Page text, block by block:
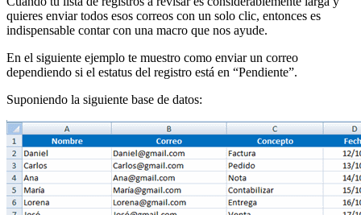
quieres enviar todos esos correos con un solo clic, entonces es
indispensable contar con una macro que nos ayude.
En el siguiente ejemplo te muestro como enviar un correo
dependiendo si el estatus del registro está en “Pendiente”.
Suponiendo la siguiente base de datos: